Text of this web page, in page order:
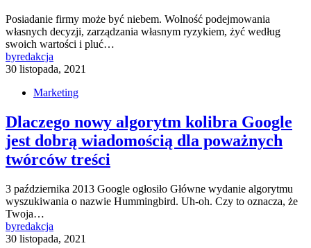
Posiadanie firmy może być niebem. Wolność podejmowania
własnych decyzji, zarządzania własnym ryzykiem, żyć według
swoich wartości i pluć…
byredakcja
30 listopada, 2021
Marketing
Dlaczego nowy algorytm kolibra Google
jest dobrą wiadomością dla poważnych
twórców treści
3 października 2013 Google ogłosiło Główne wydanie algorytmu
wyszukiwania o nazwie Hummingbird. Uh-oh. Czy to oznacza, że
Twoja…
byredakcja
30 listopada, 2021